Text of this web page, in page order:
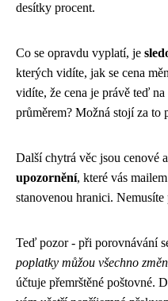
desítky procent.
Co se opravdu vyplatí, je
kterých vidíte, jak se cena
vidíte, že cena je právě teď
průměrem? Možná stojí za to
Další chytrá věc jsou cenové
upozornění, které vás
stanovenou hranici.
Teď pozor - při porovnávání
poplatky můžou všechno
účtuje přemrštěné poštovné.